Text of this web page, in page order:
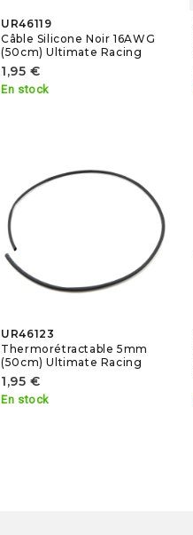
UR46119
Câble Silicone Noir 16AWG
(50cm) Ultimate Racing
1,95 €
En stock
UR46123
Thermorétractable 5mm
(50cm) Ultimate Racing
1,95 €
En stock